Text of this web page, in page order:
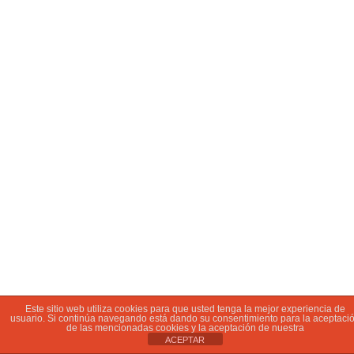
Este sitio web utiliza cookies para que usted tenga la mejor experiencia de
usuario. Si continúa navegando está dando su consentimiento para la
de las mencionadas cookies y la aceptación de nuestra
ACEPTAR